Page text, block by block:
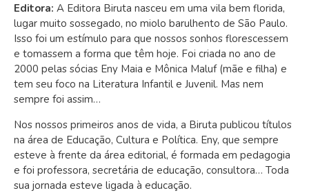
Editora: A Editora Biruta nasceu em uma vila bem florida,
lugar muito sossegado, no miolo barulhento de São Paulo.
Isso foi um estímulo para que nossos sonhos florescessem
e tomassem a forma que têm hoje. Foi criada no ano de
2000 pelas sócias Eny Maia e Mônica Maluf (mãe e filha) e
tem seu foco na Literatura Infantil e Juvenil. Mas nem
sempre foi assim…
Nos nossos primeiros anos de vida, a Biruta publicou títulos
na área de Educação, Cultura e Política. Eny, que sempre
esteve à frente da área editorial, é formada em pedagogia
e foi professora, secretária de educação, consultora… Toda
sua jornada esteve ligada à educação.